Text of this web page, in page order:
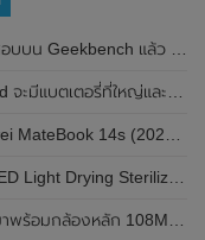
Dimensity 700 SoC ลุ้นเปิดตัวในเร็วๆนี้
ว่าคู่แข่ง Samsung Galaxy Z Fold 4
หน้าจอขนาด 14.2 นิ้ว และความจุสูงสุดถึง 1TB
อุปกรณ์ฆ่าเชื้อแบคทีเรียด้วยรังสี UV
ซูม 5 เท่า โชว์ดีไซน์กล้องหลังที่ไม่เหมือนใคร